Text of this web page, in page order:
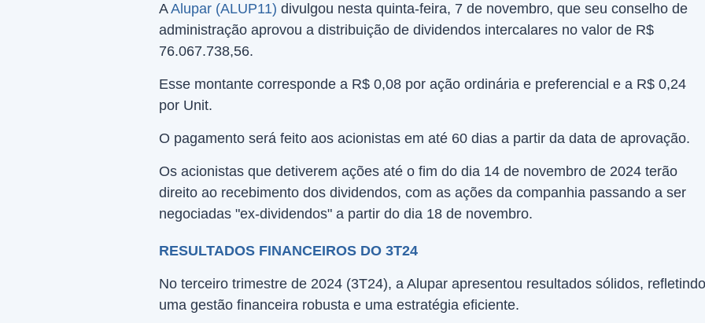
AAlupar (ALUP11) divulgou nesta quinta-feira, 7 de novembro, que seu conselho de
administração aprovou a distribuição de dividendos intercalares no valor de R$
76.067.738,56.
Esse montante corresponde a R$ 0,08 por ação ordinária e preferencial e a R$ 0,24
por Unit.
O pagamento será feito aos acionistas em até 60 dias a partir da data de aprovação.
Os acionistas que detiverem ações até o fim do dia 14 de novembro de 2024 terão
direito ao recebimento dos dividendos, com as ações da companhia passando a ser
negociadas "ex-dividendos" a partir do dia 18 de novembro.
RESULTADOS FINANCEIROS DO 3T24
No terceiro trimestre de 2024 (3T24), a Alupar apresentou resultados sólidos, refletindo
uma gestão financeira robusta e uma estratégia eficiente.